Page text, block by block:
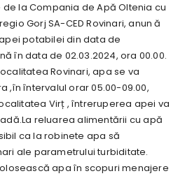
la Compania de Apă Oltenia cu
Gorj SA-CED Rovinari, anun ă
potabilei din data de
în data de 02.03.2024, ora 00.00.
Rovinari, apa se va
,în întervalul orar 05.00-09.00,
Virț , întreruperea apei va
reluarea alimentării cu apă
ca la robinete apa să
ale parametrului turbiditate.
apa în scopuri menajere